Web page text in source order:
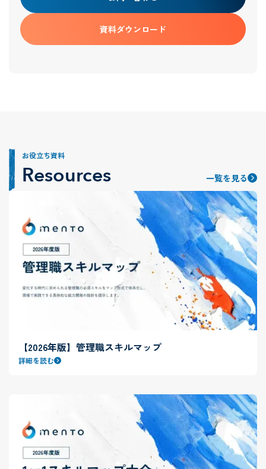
資料ダウンロード
お役立ち資料
Resources 一覧を見る
【2026年版】管理職スキルマップ
詳細を読む